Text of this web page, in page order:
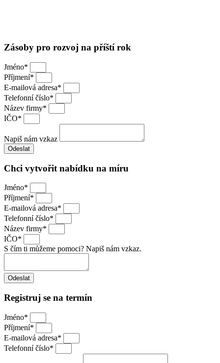
Zásoby pro rozvoj na příští rok
Jméno*
Příjmení*
E-mailová adresa*
Telefonní číslo*
Název firmy*
IČO*
Napiš nám vzkaz
Odeslat
Chci vytvořit nabídku na míru
Jméno*
Příjmení*
E-mailová adresa*
Telefonní číslo*
Název firmy*
IČO*
S čím ti můžeme pomoci? Napiš nám vzkaz.
Odeslat
Registruj se na termín
Jméno*
Příjmení*
E-mailová adresa*
Telefonní číslo*